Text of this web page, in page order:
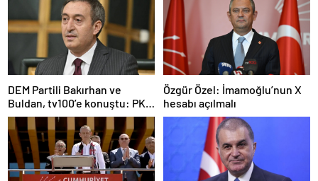
DEM Partili Bakırhan ve
Buldan, tv100’e konuştu: PKK
ne zaman kendini feshedecek
Özgür Özel: İmamoğlu’nun X
hesabı açılmalı